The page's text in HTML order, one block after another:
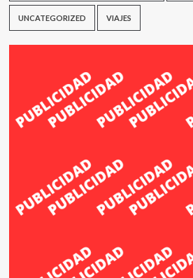
UNCATEGORIZED VIAJES